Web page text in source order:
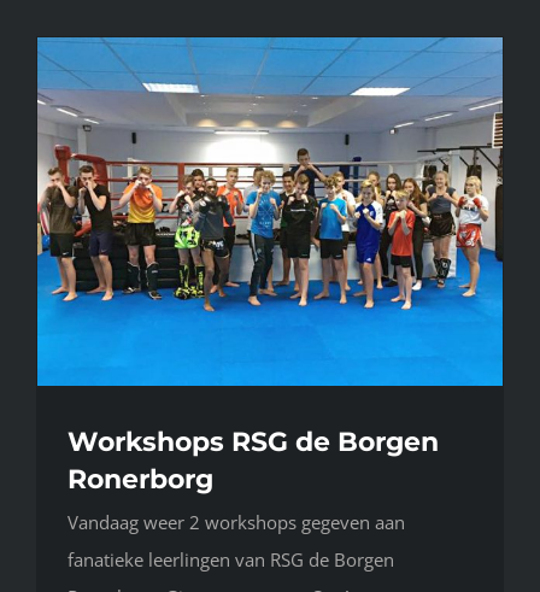
Workshops RSG de Borgen
Ronerborg
Vandaag weer 2 workshops gegeven aan
fanatieke leerlingen van RSG de Borgen